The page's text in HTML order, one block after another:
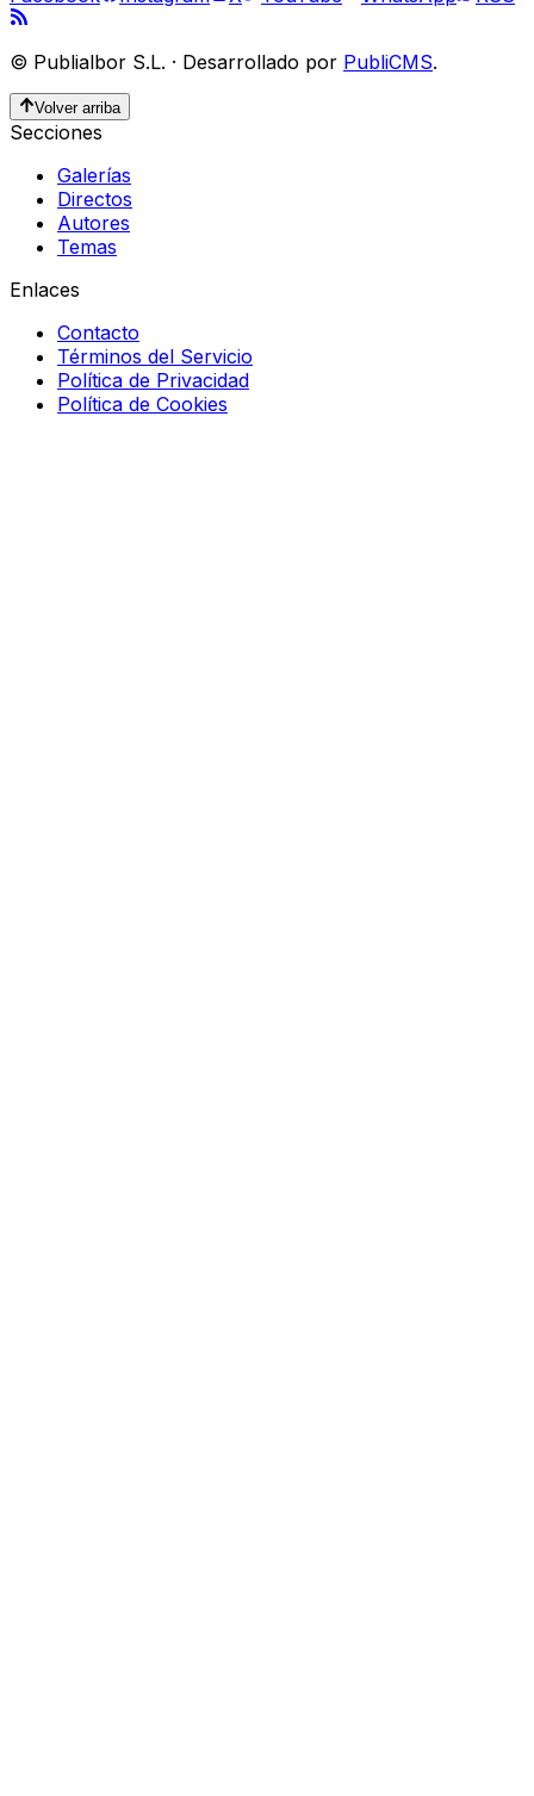
© Publialbor S.L. · Desarrollado por PubliCMS.
Volver arriba
Secciones
Galerías
Directos
Autores
Temas
Enlaces
Contacto
Términos del Servicio
Política de Privacidad
Política de Cookies